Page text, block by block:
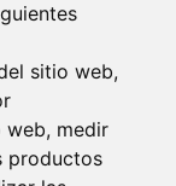
sitio web,
web, medir
productos
LAS FOTOS
EPISODIO 3.